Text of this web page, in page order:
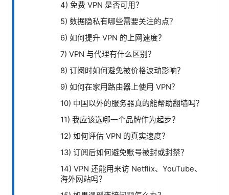
4) 免费 VPN 是否可用？
5) 数据隐私有哪些需要关注的点？
6) 如何提升 VPN 的上网速度？
7) VPN 与代理有什么区别？
8) 订阅时如何避免被价格波动影响？
9) 如何在家用路由器上使用 VPN？
10) 中国以外的服务器真的能帮助翻墙吗？
11) 我应该选哪一个品牌作为起步？
12) 如何评估 VPN 的真实速度？
13) 订阅后如何避免账号被封或封禁？
14) VPN 还能用来访 Netflix、YouTube、
海外网站吗？